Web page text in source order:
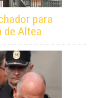
para
de Altea